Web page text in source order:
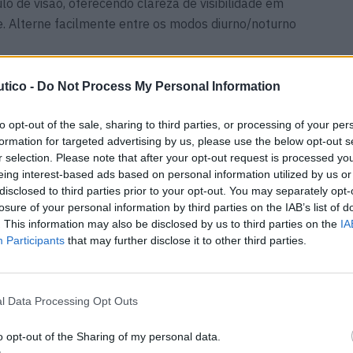
- Do Not Process My Personal Information
opt-out of the sale, sharing to third parties, or processing of your
for targeted advertising by us, please use the below opt-out
selection. Please note that after your opt-out request is processed
interest-based ads based on personal information utilized by us
to third parties prior to your opt-out. You may separately
of your personal information by third parties on the IAB’s list of
This information may also be disclosed by us to third parties on the
Participants that may further disclose it to other third parties.
Data Processing Opt Outs
opt-out of the Sharing of my personal data.
Alterne facilmente entre os modos diurno/noturno
desfrute de uma navegação simplificada pelas
e características intuitivas;
para Situações de Emergência: O IC-M510E
D para comunicação de emergência, garantindo uma
de Tráfego em Tempo Real: Dependendo da
inclui um recetor de AIS que apresenta informação de
melhorando a consciência situacional na água;
EVO possui um recetor de GNSS integrado, com a
ou usar a antena GNSS opcional UX-241 para uma